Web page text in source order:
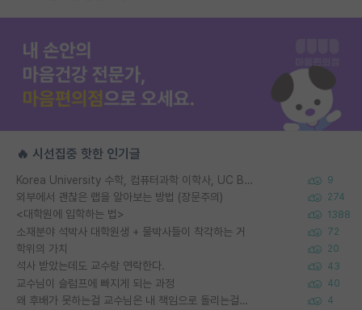
🔥 시선집중 핫한 인기글
Korea University 수학, 컴퓨터과학 이학사, UC Berkeley 산업공학 대학원 공학박사가 되는 것은 쉽지 않겠죠? 9
외부에서 괜찮은 랩을 알아보는 방법 (장문주의) 274
<대학원에 입학하는 법> 1388
소재분야 석박사 대학원생 + 물박사들이 착각하는 거 72
학위의 가치 20
석사 받았는데도 교수랑 연락한다. 43
교수님이 슬럼프에 빠지게 되는 과정 40
왜 후배가 못하는걸 교수님은 내 책임으로 돌리는걸까요? 4